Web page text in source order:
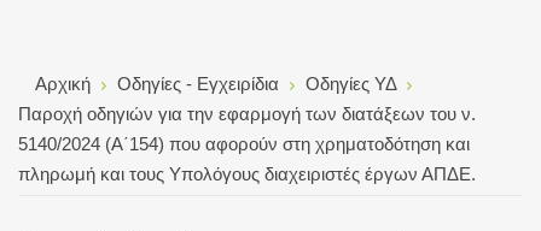
Αρχική Οδηγίες - Εγχειρίδια
Οδηγίες ΥΔ
Παροχή οδηγιών για την εφαρμογή των διατάξεων του ν.
5140/2024 (Α΄154) που αφορούν στη χρηματοδότηση και
πληρωμή και τους Υπολόγους διαχειριστές έργων ΑΠΔΕ.